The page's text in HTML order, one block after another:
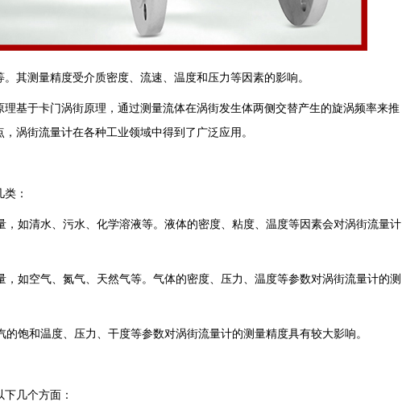
其测量精度受介质密度、流速、温度和压力等因素的影响。
基于卡门涡街原理，通过测量流体在涡街发生体两侧交替产生的旋涡频率来推
涡街流量计在各种工业领域中得到了广泛应用。
：
如清水、污水、化学溶液等。液体的密度、粘度、温度等因素会对涡街流量计
如空气、氮气、天然气等。气体的密度、压力、温度等参数对涡街流量计的测
饱和温度、压力、干度等参数对涡街流量计的测量精度具有较大影响。
几个方面：